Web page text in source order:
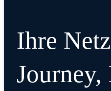
Ihre
Journey,